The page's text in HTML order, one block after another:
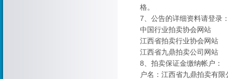
格。
7、公告的详细资料请登录
中国行业拍卖协会网站
江西省拍卖行业协会网站
江西省九鼎拍卖公司网站
8、拍卖保证金缴纳帐户：
户名：江西省九鼎拍卖有限